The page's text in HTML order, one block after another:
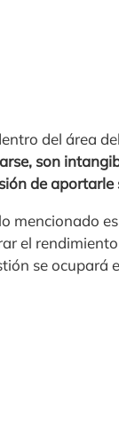
del área
son
de
mencionado
el
se